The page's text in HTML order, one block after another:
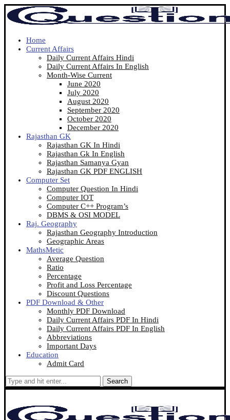
Home
Current Affairs
Daily Current Affairs Hindi
Daily Current Affairs In English
Month-Wise Current
June 2020
July 2020
August 2020
September 2020
October 2020
December 2020
Rajasthan GK
Rajasthan GK In Hindi
Rajasthan Gk In English
Rajasthan Samanya Gyan
Rajasthan GK PDF ENGLISH
Computer Set
Computer Question In Hindi
Computer IOT
Computer C++ Program’s
DBMS & OSI MODEL
Raj. Geography
Rajasthan Geography Introduction
Geographic Areas
MathsMetic
Average Question
Ratio
Percentage
Profit and Loss Percentage
Discount Questions
PDF Download & Other
Monthly PDF Download
Daily Current Affairs PDF In Hindi
Daily Current Affairs PDF In English
Abbreviations
Important Days
Education
Admit Card
Search